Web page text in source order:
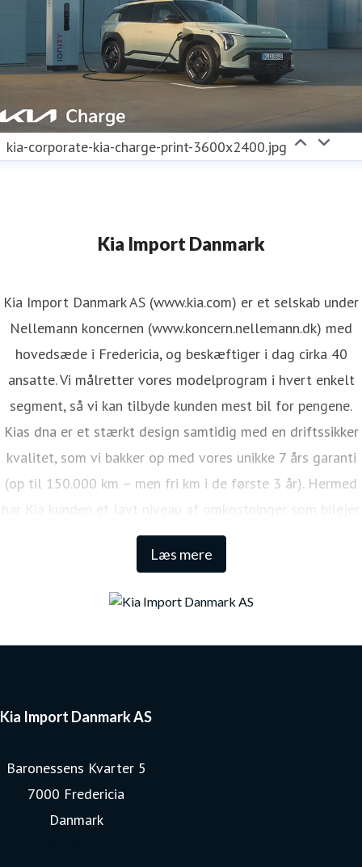
kia-corporate-kia-charge-print-3600x2400.jpg
Kia Import Danmark
Læs mere
Kia Import Danmark AS (www.kia.com) er et selskab under
Nellemann koncernen (www.koncern.nellemann.dk) med
hovedsæde i Fredericia, og beskæftiger i dag cirka 40
ansatte. Vi målretter vores modelprogram i hvert enkelt
segment, så vi kan tilbyde kunden mest bil for pengene.
Kias dna er et stærkt design samtidig med en driftssikker
kvalitet, som vi bakker op med vores unikke 7 års garanti
(op til 150.000 km – men fri km i de første 3 år). Hermed
har Kia kunden et lavt niveau af omkostninger som bilejer.
Den lange garanti sikrer samtidig én af de højeste
restværdier i markedet.
Kia Import Danmark AS
Baronessens Kvarter 5
7000 Fredericia
Danmark